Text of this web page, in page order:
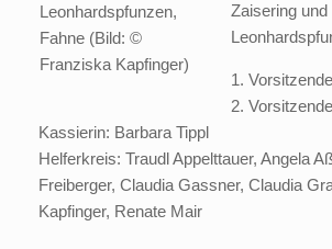
Zaisering und
1.
2.
Kassierin: Barbara Tippl
Helferkreis: Traudl Appelttauer, Angela
Freiberger, Claudia Gassner, Claudia
Kapfinger, Renate Mair